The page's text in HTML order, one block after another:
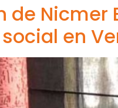
de
en